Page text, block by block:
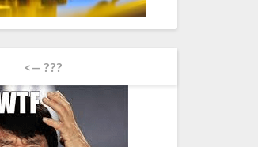
<— ???